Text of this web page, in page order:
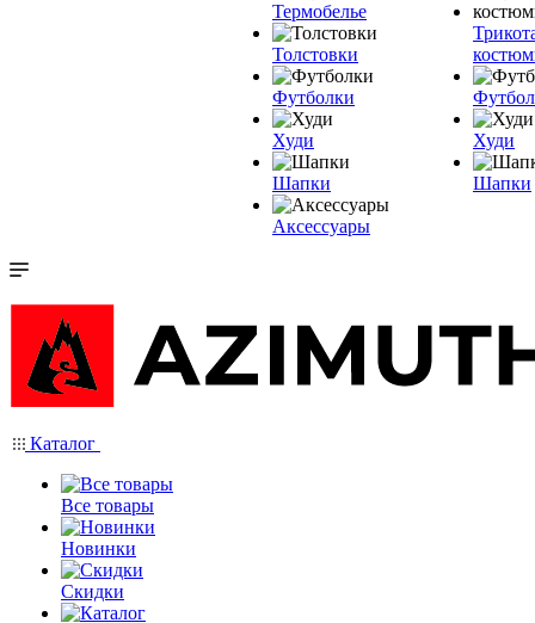
Термобелье
Толстовки
Футболки
Худи
Шапки
Аксессуары
Худи
Шапки
Каталог
Все товары
Новинки
Скидки